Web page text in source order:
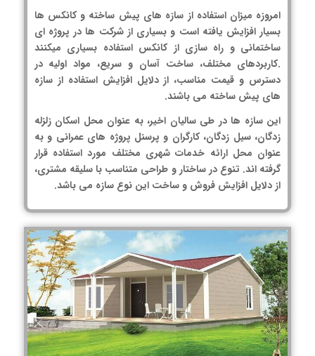
امروزه میزان استفاده از سازه های پیش ساخته و کانکس ها
بسیار افزایش یافته است و بسیاری از شرکت ها در پروژه ای
ساختمانی و راه سازی از کانکس استفاده بسیاری میکنند
.کاربردهای مختلف، ساخت آسان و سریع، مواد اولیه در
دسترس و قیمت مناسب، از دلایل افزایش استفاده از سازه
های پیش ساخته می باشند.
این سازه ها در طی سالیان اخیر، به عنوان محل اسکان زلزله
زدگان، سیل زدگان، کارگران و پرسنل پروژه های عمرانی و به
عنوان محل ارائه خدمات شهری مختلف مورد استفاده قرار
گرفته اند. تنوع در ساختار و طراحی متناسب با سلیقه مشتری،
از دلایل افزایش فروش و ساخت این نوع سازه می باشد.